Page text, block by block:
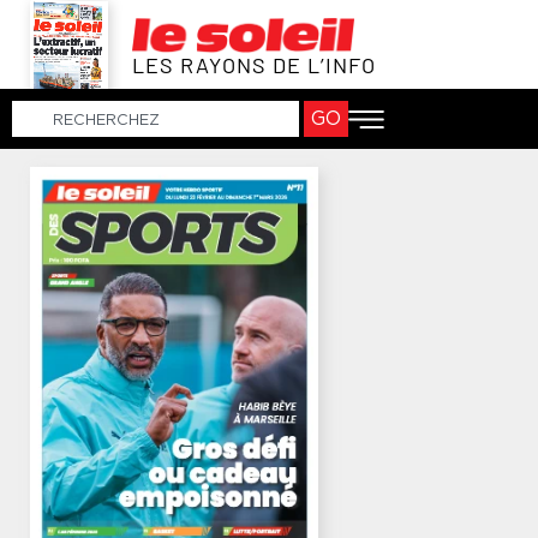
LES RAYONS DE L’INFO
GO